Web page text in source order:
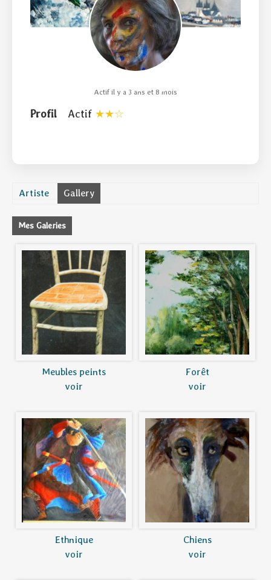
Actif il y a 3 ans et 8 mois
Profil Actif
Artiste Gallery
Mes Galeries
Meubles peints
voir
Forêt
voir
Ethnique
voir
Chiens
voir